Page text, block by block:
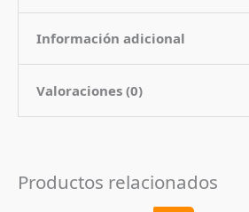
Información adicional
Contenido
Pais de Origen Francia
Valoraciones (0)
Sé el primero en valorar
Productos relacionados